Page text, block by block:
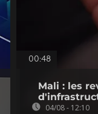
00:48
Mali : les
04/08 - 12:10